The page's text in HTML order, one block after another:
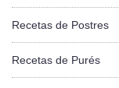
Recetas de Postres
Recetas de Purés